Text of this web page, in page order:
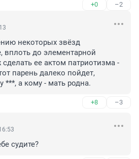
+0 –2
некоторых звёзд
вплоть до элементарной
ее актом патриотизма -
парень далеко пойдет,
***, а кому - мать родна.
+8 –3
судите?